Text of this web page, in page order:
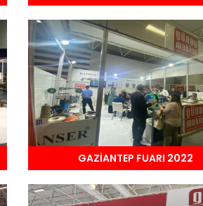
GAZİANTEP FUARI 2022